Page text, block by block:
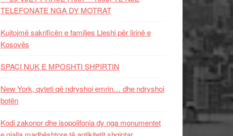
TELEFONATE NGA DY MOTRAT
Kujtojmë sakrificën e familjes Lleshi për lirinë e
Kosovës
SPAÇI NUK E MPOSHTI SHPIRTIN
New York, qyteti që ndryshoi emrin… dhe ndryshoi
botën
Kodi zakonor dhe isopolifonia dy nga monumentet